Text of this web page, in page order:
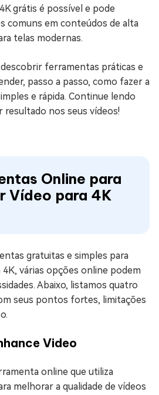
grátis é possível e pode
comuns em conteúdos de alta
telas modernas.
ferramentas práticas e
passo a passo, como fazer a
e rápida. Continue lendo
resultado nos seus vídeos!
Online para
Vídeo para 4K
gratuitas e simples para
várias opções online podem
Abaixo, listamos quatro
seus pontos fortes, limitações
Video
online que utiliza
melhorar a qualidade de vídeos